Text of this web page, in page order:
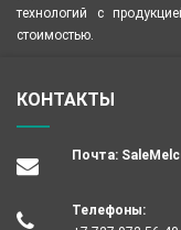
технологий с
стоимостью.
КОНТАКТЫ
Почта:
Телефоны: